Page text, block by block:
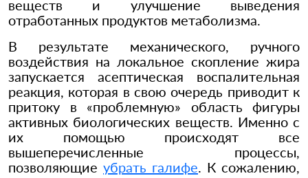
веществ и улучшение выведения
отработанных продуктов метаболизма.
В результате механического, ручного
воздействия на локальное скопление жира
запускается асептическая воспалительная
реакция, которая в свою очередь приводит к
притоку в «проблемную» область фигуры
активных биологических веществ. Именно с
их помощью происходят все
вышеперечисленные процессы,
позволяющие убрать галифе. К сожалению,